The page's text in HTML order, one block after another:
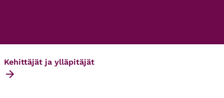
Kehittäjät ja ylläpitäjät